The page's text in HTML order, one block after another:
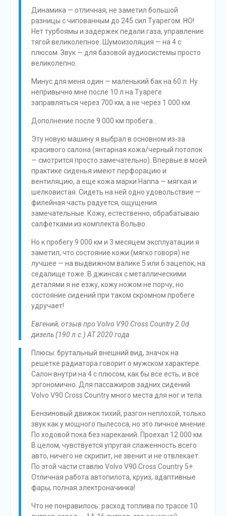
Динамика — отличная, не заметил большой
разницы с чипованным до 245 сил Туарегом. НО!
Нет турбоямы и задержек педали газа, управление
тягой великолепное. Шумоизоляция — на 4 с
плюсом. Звук — для базовой аудиосистемы просто
великолепно.
Минус для меня один — маленький бак на 60 л. Ну
непривычно мне после 10 л на Туареге
заправляться через 700 км, а не через 1 000 км.
Дополнение после 9 000 км пробега…
Эту новую машину я выбрал в основном из-за
красивого салона (янтарная кожа/черный потолок
— смотрится просто замечательно). Впервые в моей
практике сиденья имеют перфорацию и
вентиляцию, а еще кожа марки Наппа — мягкая и
шелковистая. Сидеть на ней одно удовольствие —
филейная часть радуется, ощущения
замечательные. Кожу, естественно, обрабатываю
салфетками из комплекта Вольво.
Но к пробегу 9 000 км и 3 месяцем эксплуатации я
заметил, что состояние кожи (мягко говоря) не
лучшее — на выдвижном валике 5 или 6 зацепок, на
седалище тоже. В джинсах с металлическими
деталями я не езжу, кожу ножом не порчу, но
состояние сидений при таком скромном пробеге
удручает!
Евгений, отзыв про Volvo V90 Cross Country 2.0d
дизель (190 л.с.) AT 2020 года
Плюсы: брутальный внешний вид, значок на
решетке радиатора говорит о мужском характере.
Салон внутри на 4 с плюсом, как бы все есть, и все
эргономично. Для пассажиров задних сидений
Volvo V90 Cross Country много места для ног и тела.
Бензиновый движок тихий, разгон неплохой, только
звук как у мощного пылесоса, но это личное мнение.
По ходовой пока без нареканий. Проехал 12 000 км.
В целом, чувствуется упругая слаженность всего
авто, ничего не скрипит, не звенит и не отвлекает.
По этой части ставлю Volvo V90 Cross Country 5+.
Отличная работа автопилота, круиз, адаптивные
фары, полная электроначинка!
Что не понравилось: расход топлива по трассе 10